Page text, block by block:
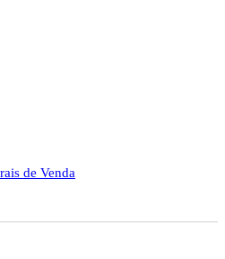
de Venda